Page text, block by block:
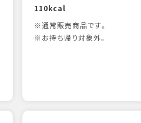
110kcal
※通常販売商品です。
※お持ち帰り対象外。